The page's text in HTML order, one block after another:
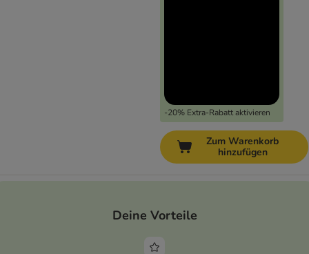
-20% Extra-Rabatt aktivieren
Zum Warenkorb
hinzufügen
Deine Vorteile